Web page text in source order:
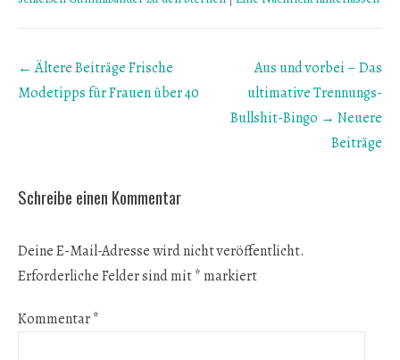
Beitrags
Übersicht
← Ältere BeiträgeFrische
Modetipps für Frauen über 40
Aus und vorbei – Das
ultimative Trennungs-
Bullshit-Bingo → Neuere
Beiträge
Schreibe einen Kommentar
Deine E-Mail-Adresse wird nicht veröffentlicht.
Erforderliche Felder sind mit* markiert
Kommentar*